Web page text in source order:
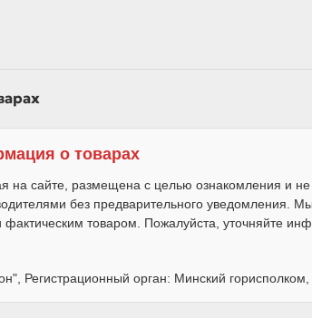
о товарах
на сайте, размещена с целью ознакомления и
без предварительного
товаром. Пожалуйста, уточняйте
Регистрационный орган: Минский